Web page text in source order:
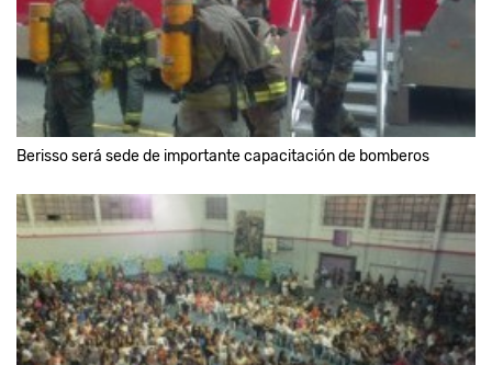
Berisso será sede de importante capacitación de bomberos